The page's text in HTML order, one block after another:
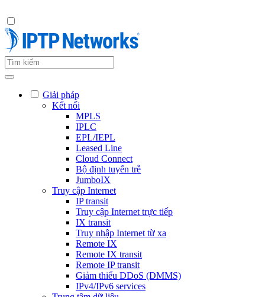
Giải pháp
Kết nối
MPLS
IPLC
EPL/IEPL
Leased Line
Cloud Connect
Bộ định tuyến trễ
JumboIX
Truy cập Internet
IP transit
Truy cập Internet trực tiếp
IX transit
Truy nhập Internet từ xa
Remote IX
Remote IX transit
Remote IP transit
Giảm thiểu DDoS (DMMS)
IPv4/IPv6 services